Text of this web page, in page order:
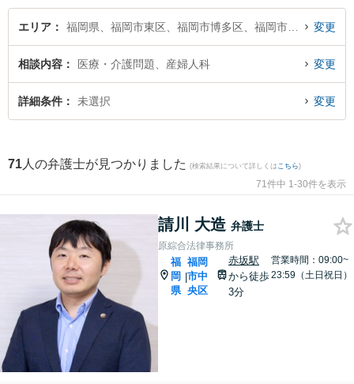
絞り込み検索もでき便利です。特に原綜合法律事務所の請川 大造弁護士や浜田
法律事務所の浜田 宏弁護士、稲森幸一国際法律事務所の稲森 幸一弁護士のプロ
『産婦人科の訴訟のトラブル解決の実績豊富な近くの弁護士を検索したい』
『初回相談無料で産婦人科の訴訟を法律相談できる福岡市内の弁護士に相談予
約したい』などでお困りの相談者さんにおすすめです。
エリア 変更
相談内容 医療・介護問題、産婦人科 変更
詳細条件 未選択 変更
71 人の弁護士が見つかりました (検索結果について詳しくは こちら)
71件中 1-30件を表示
請川 大造 弁護士
原綜合法律事務所
福
岡
県
|
福岡
市中
央区
赤坂駅
から徒歩
3分
営業時間：09:00~
23:59（土日祝日）